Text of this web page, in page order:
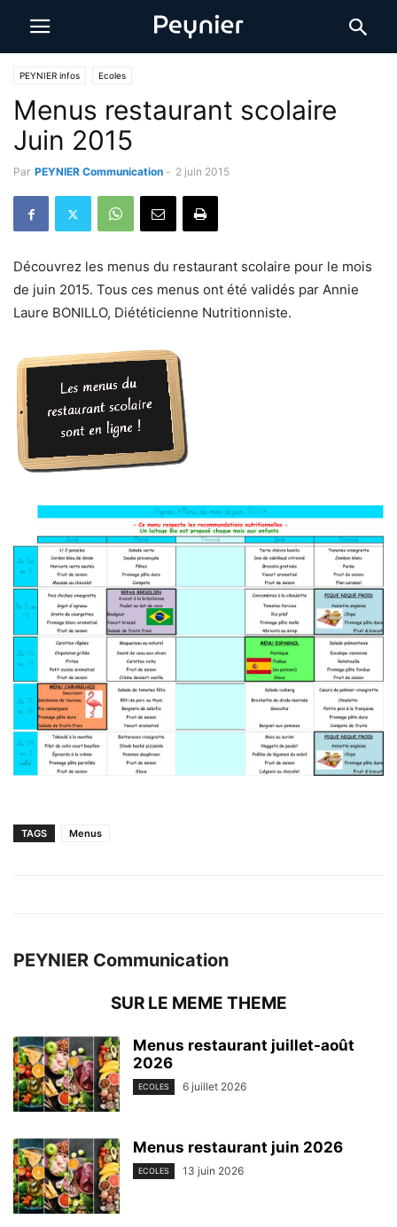
PEYNIER infos Ecoles
Menus restaurant scolaire
Juin 2015
Par PEYNIER Communication - 2 juin 2015
Découvrez les menus du restaurant scolaire pour le mois
de juin 2015. Tous ces menus ont été validés par Annie
Laure BONILLO, Diététicienne Nutritionniste.
TAGS Menus
PEYNIER Communication
SUR LE MEME THEME
Menus restaurant juillet-août
2026
ECOLES 6 juillet 2026
Menus restaurant juin 2026
ECOLES 13 juin 2026